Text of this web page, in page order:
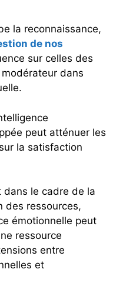
la reconnaissance,
de nos
sur celles des
dans
peut atténuer les
la satisfaction
dans le cadre de la
des ressources,
émotionnelle peut
ressource
entre
et